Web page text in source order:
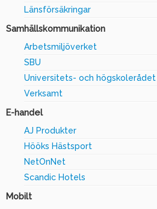
Länsförsäkringar
Samhällskommunikation
Arbetsmiljöverket
SBU
Universitets- och högskolerådet
Verksamt
E-handel
AJ Produkter
Hööks Hästsport
NetOnNet
Scandic Hotels
Mobilt